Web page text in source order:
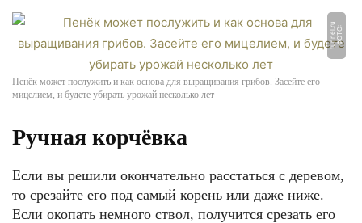
Ф
О
Т
О:
t
u
n
n
el.
r
u
Пенёк может послужить и как основа для выращивания грибов. Засейте его
мицелием, и будете убирать урожай несколько лет
Ручная корчёвка
Если вы решили окончательно расстаться с деревом,
то срезайте его под самый корень или даже ниже.
Если окопать немного ствол, получится срезать его